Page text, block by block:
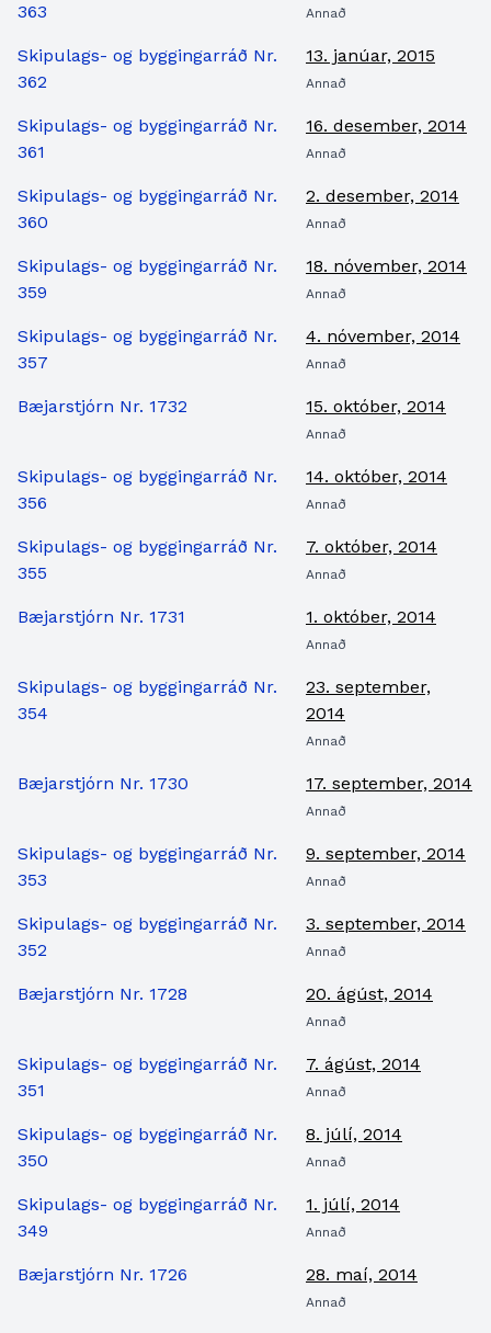
363
Annað
Skipulags- og byggingarráð Nr.
362
13. janúar, 2015
Annað
Skipulags- og byggingarráð Nr.
361
16. desember, 2014
Annað
Skipulags- og byggingarráð Nr.
360
2. desember, 2014
Annað
Skipulags- og byggingarráð Nr.
359
18. nóvember, 2014
Annað
Skipulags- og byggingarráð Nr.
357
4. nóvember, 2014
Annað
Bæjarstjórn Nr. 1732 15. október, 2014
Annað
Skipulags- og byggingarráð Nr.
356
14. október, 2014
Annað
Skipulags- og byggingarráð Nr.
355
7. október, 2014
Annað
Bæjarstjórn Nr. 1731 1. október, 2014
Annað
Skipulags- og byggingarráð Nr.
354
23. september,
2014
Annað
Bæjarstjórn Nr. 1730 17. september, 2014
Annað
Skipulags- og byggingarráð Nr.
353
9. september, 2014
Annað
Skipulags- og byggingarráð Nr.
352
3. september, 2014
Annað
Bæjarstjórn Nr. 1728 20. ágúst, 2014
Annað
Skipulags- og byggingarráð Nr.
351
7. ágúst, 2014
Annað
Skipulags- og byggingarráð Nr.
350
8. júlí, 2014
Annað
Skipulags- og byggingarráð Nr.
349
1. júlí, 2014
Annað
Bæjarstjórn Nr. 1726 28. maí, 2014
Annað